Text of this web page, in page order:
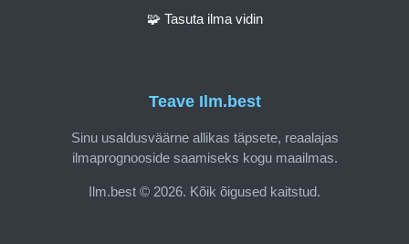
Teave Ilm.best
Sinu usaldusväärne allikas täpsete, reaalajas
ilmaprognooside saamiseks kogu maailmas.
Ilm.best © 2026. Kõik õigused kaitstud.
🧩 Tasuta ilma vidin